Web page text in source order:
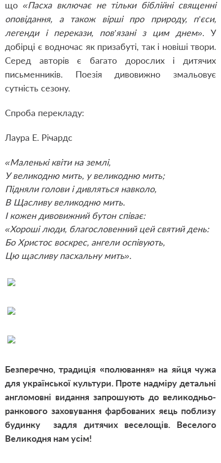
що «Пасха включає не тільки біблійні священні
оповідання, а також вірші про природу, п’єси,
легенди і перекази, пов’язані з цим днем». У
добірці є водночас як призабуті, так і новіші твори.
Серед авторів є багато дорослих і дитячих
письменників. Поезія дивовижно змальовує
сутність сезону.
Спроба перекладу:
Лаура Е. Річардс
«Маленькі квіти на землі,
У великодню мить, у великодню мить;
Підняли голови і дивляться навколо,
В Щасливу великодню мить.
І кожен дивовижний бутон співає:
«Хороші люди, благословенний цей святий день:
Бо Христос воскрес, ангели оспівують,
Цю щасливу пасхальну мить».
Безперечно, традиція «полювання» на яйця чужа
для української культури. Проте надміру детальні
англомовні видання запрошують до великодньо-
ранкового заховування фарбованих яєць поблизу
будинку задля дитячих веселощів. Веселого
Великодня нам усім!